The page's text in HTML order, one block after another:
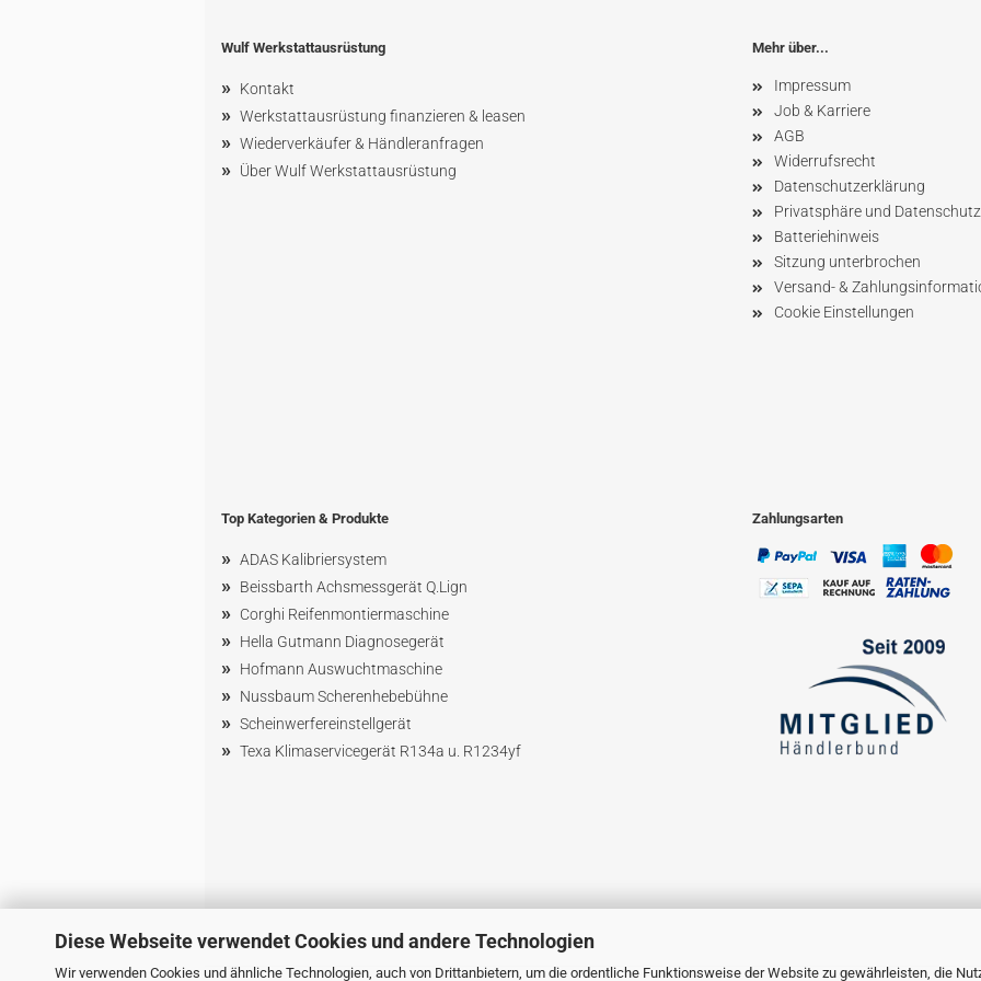
Diese Webseite verwendet Cookies und andere Technologien
Wir verwenden Cookies und ähnliche Technologien, auch von Drittanbietern, um die ordentliche Funktionsweise der Website zu gewährleisten, die
Wulf Werkstattausrüstung
» Kontakt
» Werkstattausrüstung finanzieren & leasen
» Wiederverkäufer & Händleranfragen
» Über Wulf Werkstattausrüstung
Mehr über...
Impressum
Job & Karriere
AGB
Widerrufsrecht
Datenschutzerklärung
Privatsphäre und Datenschutz
Batteriehinweis
Sitzung unterbrochen
Versand- &
Cookie Einstellungen
Top Kategorien & Produkte
» ADAS Kalibriersystem
» Beissbarth Achsmessgerät Q.Lign
» Corghi Reifenmontiermaschine
» Hella Gutmann Diagnosegerät
» Hofmann Auswuchtmaschine
» NussbaumScherenhebebühne
» Scheinwerfereinstellgerät
» Texa Klimaservicegerät R134a u. R1234yf
Zahlungsarten